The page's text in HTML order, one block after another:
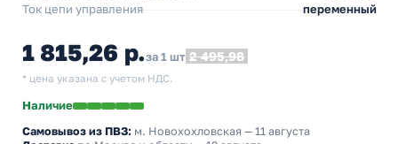
Ток цепи управления
переменный
1 815,26 р.за 1 шт 2 495,98
* цена указана с учетом НДС.
Наличие
Самовывоз из ПВЗ: м. Новохохловская — 11 августа